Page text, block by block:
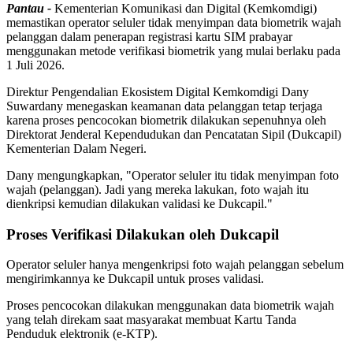
Pantau - Kementerian Komunikasi dan Digital (Kemkomdigi)
memastikan operator seluler tidak menyimpan data biometrik wajah
pelanggan dalam penerapan registrasi kartu SIM prabayar
menggunakan metode verifikasi biometrik yang mulai berlaku pada
1 Juli 2026.
Direktur Pengendalian Ekosistem Digital Kemkomdigi Dany
Suwardany menegaskan keamanan data pelanggan tetap terjaga
karena proses pencocokan biometrik dilakukan sepenuhnya oleh
Direktorat Jenderal Kependudukan dan Pencatatan Sipil (Dukcapil)
Kementerian Dalam Negeri.
Dany mengungkapkan, "Operator seluler itu tidak menyimpan foto
wajah (pelanggan). Jadi yang mereka lakukan, foto wajah itu
dienkripsi kemudian dilakukan validasi ke Dukcapil."
Proses Verifikasi Dilakukan oleh Dukcapil
Operator seluler hanya mengenkripsi foto wajah pelanggan sebelum
mengirimkannya ke Dukcapil untuk proses validasi.
Proses pencocokan dilakukan menggunakan data biometrik wajah
yang telah direkam saat masyarakat membuat Kartu Tanda
Penduduk elektronik (e-KTP).